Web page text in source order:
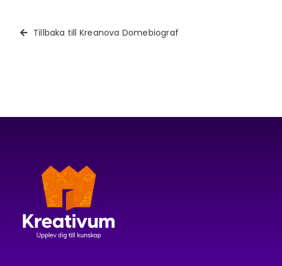
Tillbaka till Kreanova Domebiograf